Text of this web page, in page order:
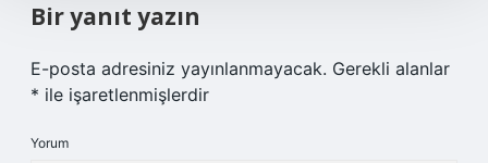
Bir yanıt yazın
E-posta adresiniz yayınlanmayacak. Gerekli alanlar
* ile işaretlenmişlerdir
Yorum